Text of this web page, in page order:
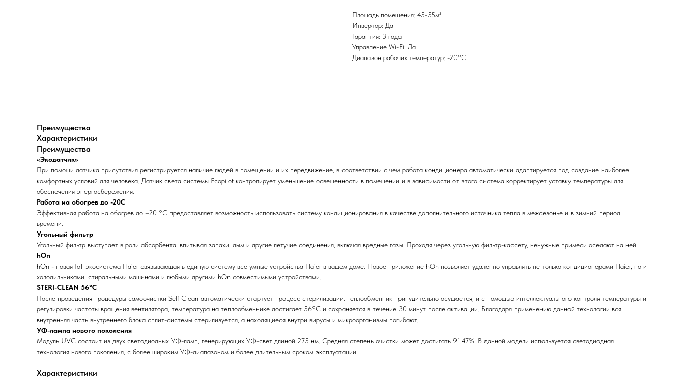
Площадь помещения: 45-55м²
Инвертор: Да
Гарантия: 3 года
Управление Wi-Fi: Да
Диапазон рабочих температур: -20°С
Преимущества
Характеристики
Преимущества
«Экодатчик»
При помощи датчика присутствия регистрируется наличие людей в помещении и их передвижение, в соответствии с чем работа кондиционера автоматически адаптируется под создание наиболее
комфортных условий для человека. Датчик света системы Ecopilot контролирует уменьшение освещенности в помещении и в зависимости от этого система корректирует уставку температуры для
обеспечения энергосбережения.
Работа на обогрев до -20С
Эффективная работа на обогрев до –20 °С предоставляет возможность использовать систему кондиционирования в качестве дополнительного источника тепла в межсезонье и в зимний период
времени.
Угольный фильтр
Угольный фильтр выступает в роли абсорбента, впитывая запахи, дым и другие летучие соединения, включая вредные газы. Проходя через угольную фильтр-кассету, ненужные примеси оседают на ней.
hOn
hOn - новая IoT экосистема Haier связывающая в единую систему все умные устройства Haier в вашем доме. Новое приложение hOn позволяет удаленно управлять не только кондиционерами Haier, но и
холодильниками, стиральными машинами и любыми другими hOn совместимыми устройствами.
STERI-CLEAN 56°C
После проведения процедуры самоочистки Self Clean автоматически стартует процесс стерилизации. Теплообменник принудительно осушается, и с помощью интеллектуального контроля температуры и
регулировки частоты вращения вентилятора, температура на теплообменнике достигает 56°С и сохраняется в течение 30 минут после активации. Благодаря применению данной технологии вся
внутренняя часть внутреннего блока сплит-системы стерилизуется, а находящиеся внутри вирусы и микроорганизмы погибают.
УФ-лампа нового поколения
Модуль UVC состоит из двух светодиодных УФ-ламп, генерирующих УФ-свет длиной 275 нм. Средняя степень очистки может достигать 91,47%. В данной модели используется светодиодная
технология нового поколения, с более широким УФ-диапазоном и более длительным сроком эксплуатации.
Характеристики